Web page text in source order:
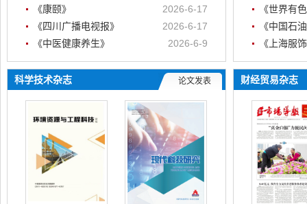
《康颐》
2026-6-17
《四川广播电视报》
2026-6-17
《中医健康养生》
2026-6-9
《世界有
《上海服
论文发表
科学技术杂志 财经贸易杂志